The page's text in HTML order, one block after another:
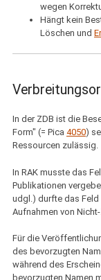
wegen
Hängt kein
Löschen und
In der ZDB ist die
Form" (= Pica 4050)
Ressourcen zulässig.
In RAK musste das
Publikationen
udgl.) durfte das Feld
Aufnahmen von
Für die
des bevorzugten
während des
bevorzugten Namen